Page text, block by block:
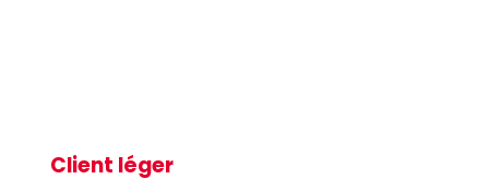
Client léger